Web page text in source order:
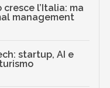
l’Italia: ma
management
startup, AI e